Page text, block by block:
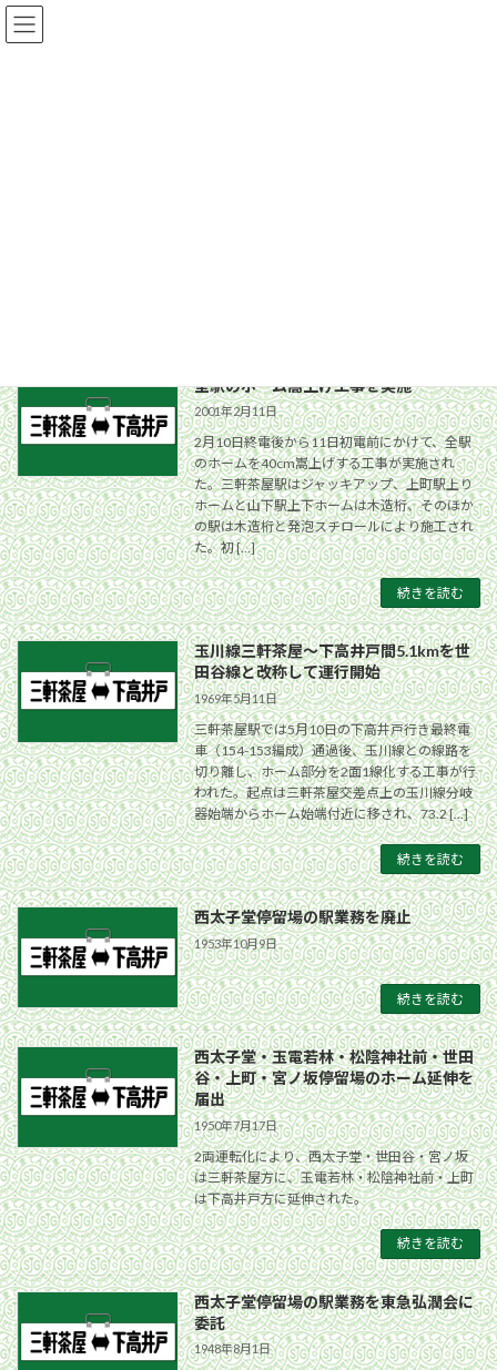
コ
ン
ナ
ビ
全駅のホーム嵩上げ工事を実施
2001年2月11日
2月10日終電後から11日初電前にかけて、全駅
のホームを40cm嵩上げする工事が実施され
た。三軒茶屋駅はジャッキアップ、上町駅上り
ホームと山下駅上下ホームは木造桁、そのほか
の駅は木造桁と発泡スチロールにより施工され
た。初 […]
続きを読む
玉川線三軒茶屋〜下高井戸間5.1kmを世
田谷線と改称して運行開始
1969年5月11日
三軒茶屋駅では5月10日の下高井戸行き最終電
車（154-153編成）通過後、玉川線との線路を
切り離し、ホーム部分を2面1線化する工事が行
われた。起点は三軒茶屋交差点上の玉川線分岐
器始端からホーム始端付近に移され、73.2 […]
続きを読む
西太子堂停留場の駅業務を廃止
1953年10月9日
続きを読む
西太子堂・玉電若林・松陰神社前・世田
谷・上町・宮ノ坂停留場のホーム延伸を
届出
1950年7月17日
2両運転化により、西太子堂・世田谷・宮ノ坂
は三軒茶屋方に、玉電若林・松陰神社前・上町
は下高井戸方に延伸された。
続きを読む
西太子堂停留場の駅業務を東急弘潤会に
委託
1948年8月1日